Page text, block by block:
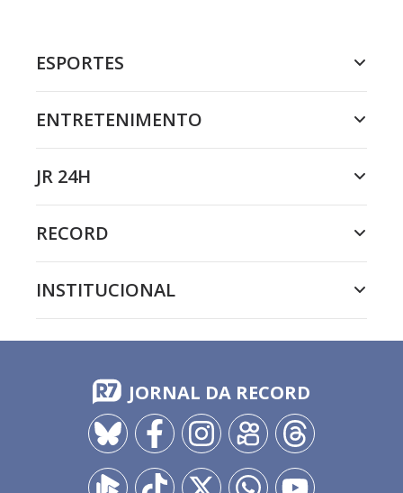
ESPORTES
ENTRETENIMENTO
JR 24H
RECORD
INSTITUCIONAL
JORNAL DA RECORD